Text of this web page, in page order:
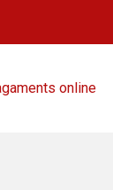
online